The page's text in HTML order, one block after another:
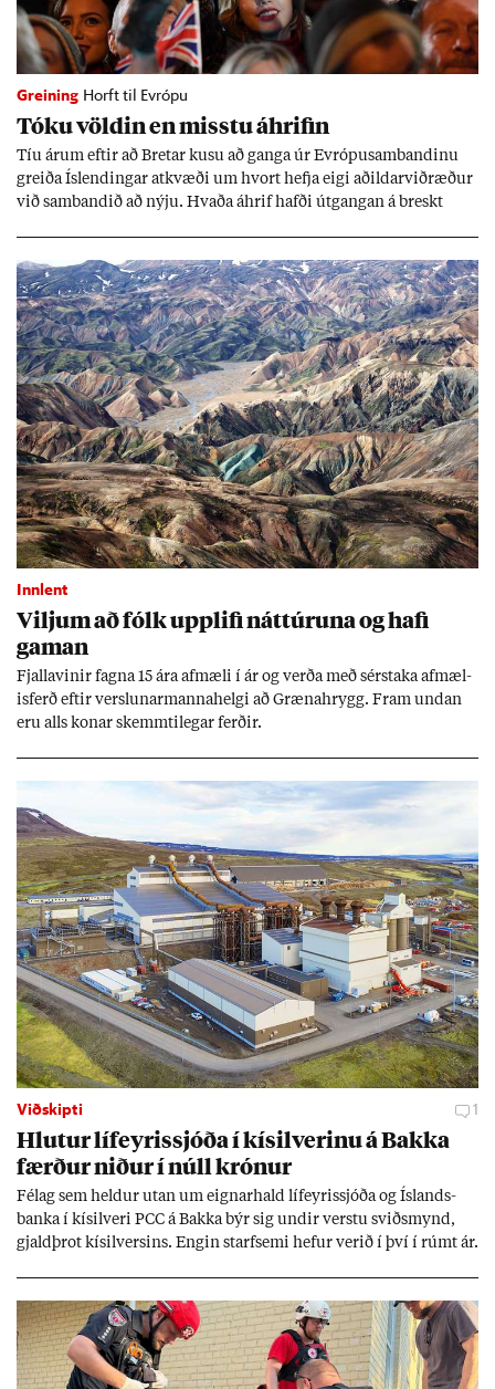
Greining Horft til Evrópu
Tóku völd­in en misstu áhrif­in
Tíu ár­um eft­ir að Bret­ar kusu að ganga úr Evr­ópu­sam­band­inu
greiða Ís­lend­ing­ar at­kvæði um hvort hefja eigi að­ild­ar­við­ræð­ur
við sam­band­ið að nýju. Hvaða áhrif hafði út­gang­an á breskt
Innlent
Vilj­um að fólk upp­lifi nátt­úr­una og hafi
gam­an
Fjalla­vin­ir fagna 15 ára af­mæli í ár og verða með sér­staka af­mæl­
is­ferð eft­ir versl­un­ar­manna­helgi að Græna­hrygg. Fram und­an
eru alls kon­ar skemmti­leg­ar ferð­ir.
Viðskipti 1
Hlut­ur líf­eyr­is­sjóða í kís­il­ver­inu á Bakka
færð­ur nið­ur í núll krón­ur
Fé­lag sem held­ur ut­an um eign­ar­hald líf­eyr­is­sjóða og Ís­lands­
banka í kís­il­veri PCC á Bakka býr sig und­ir verstu sviðs­mynd,
gjald­þrot kís­il­vers­ins. Eng­in starf­semi hef­ur ver­ið í því í rúmt ár.